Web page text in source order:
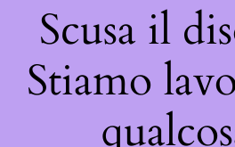
Scusa il
Stiamo